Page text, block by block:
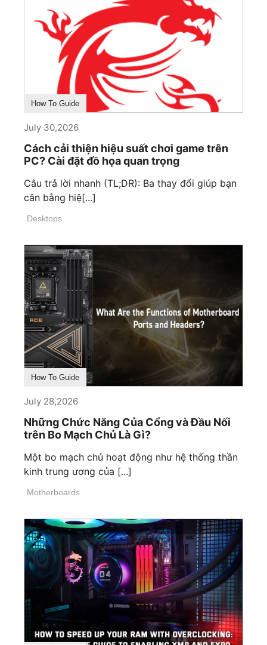
How To Guide
July 30,2026
Cách cải thiện hiệu suất chơi game trên
PC? Cài đặt đồ họa quan trọng
Câu trả lời nhanh (TL;DR): Ba thay đổi giúp bạn
cân bằng hiệ[...]
Desktops
How To Guide
July 28,2026
Những Chức Năng Của Cổng và Đầu Nối
trên Bo Mạch Chủ Là Gì?
Một bo mạch chủ hoạt động như hệ thống thần
kinh trung ương của [...]
Motherboards